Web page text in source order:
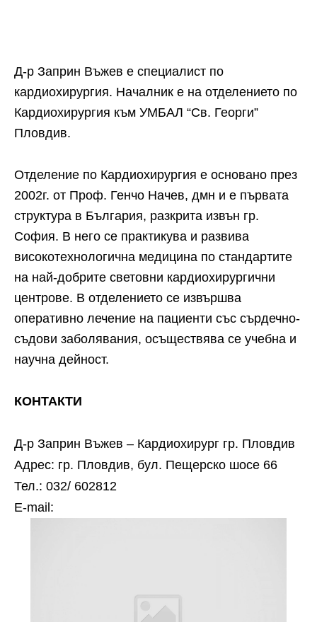
Д-р Заприн Въжев е специалист по
кардиохирургия. Началник е на отделението по
Кардиохирургия към УМБАЛ “Св. Георги”
Пловдив.
Отделение по Кардиохирургия е основано през
2002г. от Проф. Генчо Начев, дмн и е първата
структура в България, разкрита извън гр.
София. В него се практикува и развива
високотехнологична медицина по стандартите
на най-добрите световни кардиохирургични
центрове. В отделението се извършва
оперативно лечение на пациенти със сърдечно-
съдови заболявания, осъществява се учебна и
научна дейност.
КОНТАКТИ
Д-р Заприн Въжев – Кардиохирург гр. Пловдив
Адрес: гр. Пловдив, бул. Пещерско шосе 66
Тел.: 032/ 602812
Е-mail: